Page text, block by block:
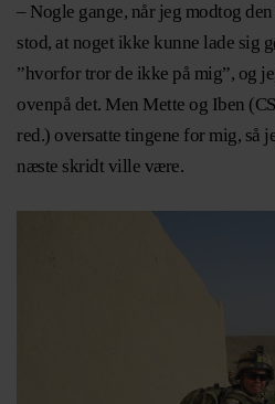
– Nogle gange, når jeg modtog
stod, at noget ikke kunne lade sig
”hvorfor tror de ikke på mig”, og
ovenpå det. Men Mette og Iben
red.) oversatte tingene for mig, så
næste skridt ville være.